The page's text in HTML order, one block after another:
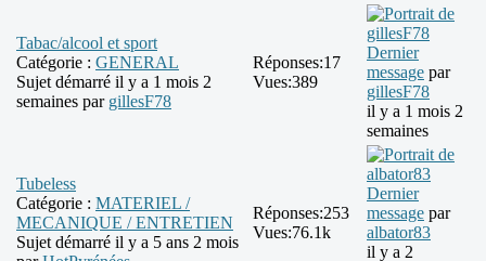
Tabac/alcool et sport
Catégorie : GENERAL
Sujet démarré il y a 1 mois 2
semaines par gillesF78
Réponses:17
Vues:389
Dernier
message par
gillesF78
il y a 1 mois 2
semaines
Tubeless
Catégorie : MATERIEL /
MECANIQUE / ENTRETIEN
Sujet démarré il y a 5 ans 2 mois
Réponses:253
Vues:76.1k
Dernier
message par
albator83
il y a 2